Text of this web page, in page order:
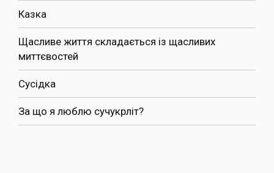
Казка
Щасливе життя складається із щасливих
миттєвостей
Сусідка
За що я люблю сучукрліт?